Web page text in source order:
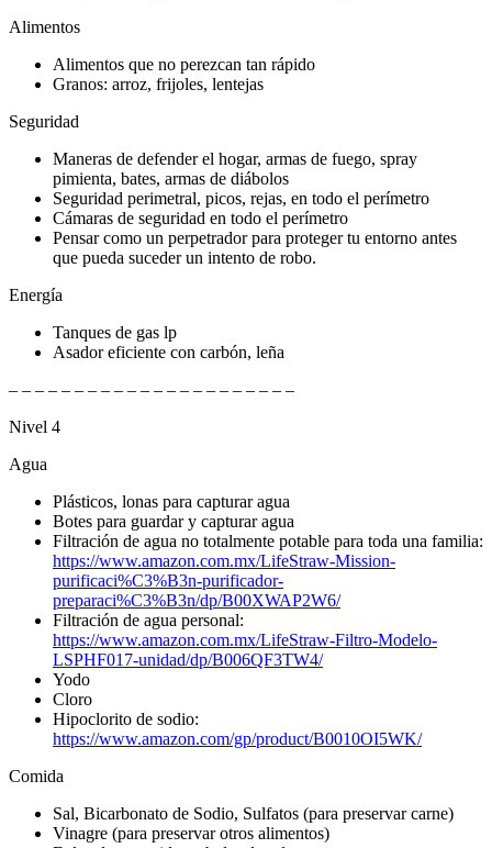
Alimentos
Alimentos que no perezcan tan rápido
Granos: arroz, frijoles, lentejas
Seguridad
Maneras de defender el hogar, armas de fuego, spray
pimienta, bates, armas de diábolos
Seguridad perimetral, picos, rejas, en todo el perímetro
Cámaras de seguridad en todo el perímetro
Pensar como un perpetrador para proteger tu entorno antes
que pueda suceder un intento de robo.
Energía
Tanques de gas lp
Asador eficiente con carbón, leña
– – – – – – – – – – – – – – – – – – – – – –
Nivel 4
Agua
Plásticos, lonas para capturar agua
Botes para guardar y capturar agua
Filtración de agua no totalmente potable para toda una familia:
https://www.amazon.com.mx/LifeStraw-Mission-
purificaci%C3%B3n-purificador-
preparaci%C3%B3n/dp/B00XWAP2W6/
Filtración de agua personal:
https://www.amazon.com.mx/LifeStraw-Filtro-Modelo-
LSPHF017-unidad/dp/B006QF3TW4/
Yodo
Cloro
Hipoclorito de sodio:
https://www.amazon.com/gp/product/B0010OI5WK/
Comida
Sal, Bicarbonato de Sodio, Sulfatos (para preservar carne)
Vinagre (para preservar otros alimentos)